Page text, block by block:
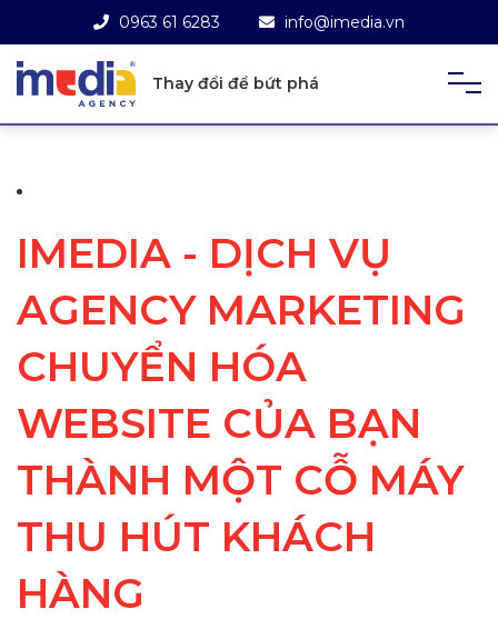
0963 61 6283 info@imedia.vn
Thay đổi để bứt phá
IMEDIA - DỊCH VỤ
AGENCY MARKETING
CHUYỂN HÓA
WEBSITE CỦA BẠN
THÀNH MỘT CỖ MÁY
THU HÚT KHÁCH
HÀNG